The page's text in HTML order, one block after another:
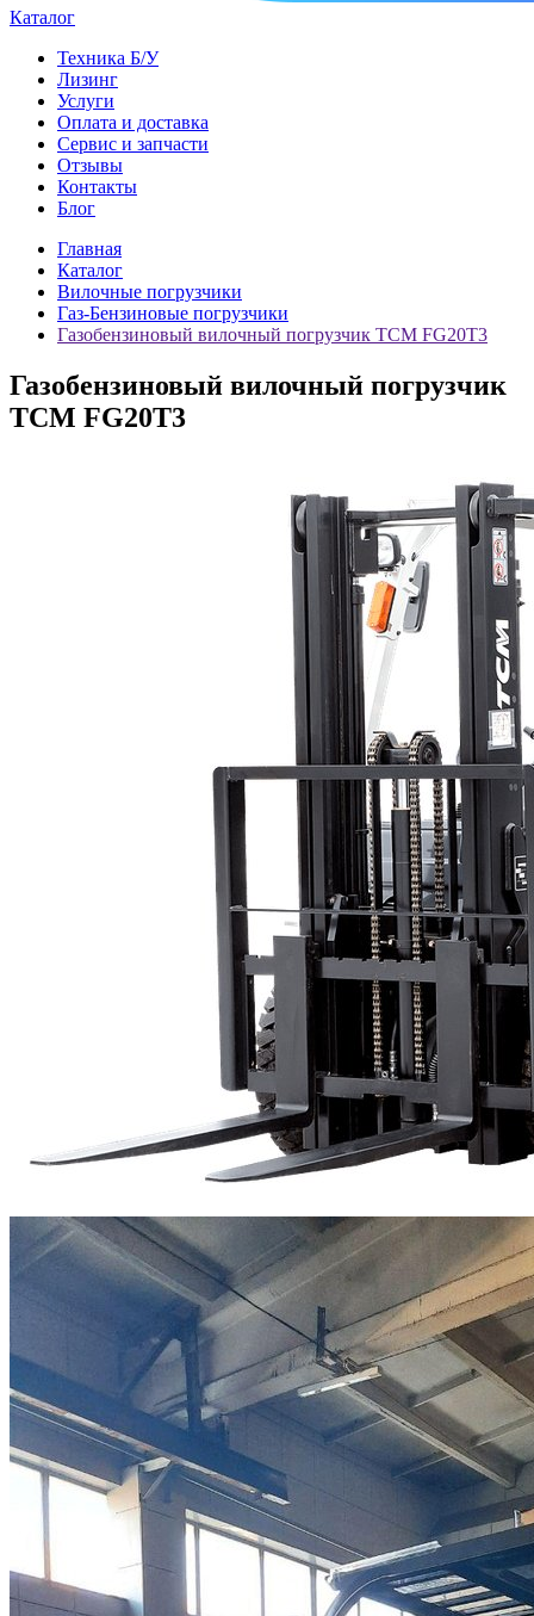
Каталог
Техника Б/У
Лизинг
Услуги
Оплата и доставка
Сервис и запчасти
Отзывы
Контакты
Блог
Главная
Каталог
Вилочные погрузчики
Газ-Бензиновые погрузчики
Газобензиновый вилочный погрузчик TCM FG20T3
Газобензиновый вилочный погрузчик
TCM FG20T3